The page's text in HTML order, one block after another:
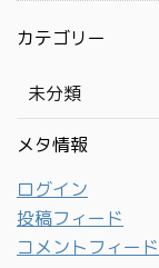
カテゴリー
未分類
メタ情報
ログイン
投稿フィード
コメントフィード